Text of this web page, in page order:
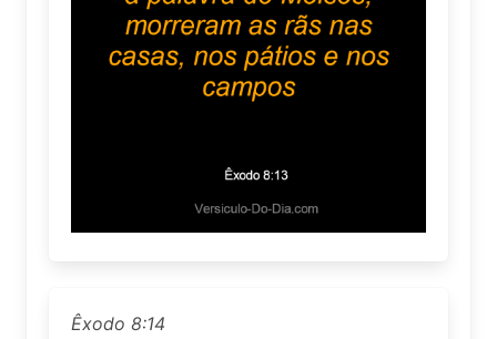
Êxodo 8:14